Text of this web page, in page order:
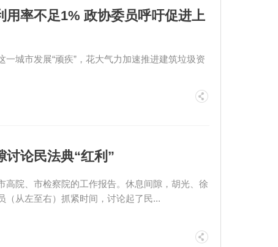
用率不足1% 政协委员呼吁促进上
城市发展“顽疾”，花大气力加速推进建筑垃圾资
讨论民法典“红利”
高院、市检察院的工作报告。休息间隙，胡光、徐
（从左至右）抓紧时间，讨论起了民...